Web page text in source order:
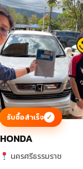
รับซื้อสำเร็จ ✓
HONDA
นครศรีธรรมราช